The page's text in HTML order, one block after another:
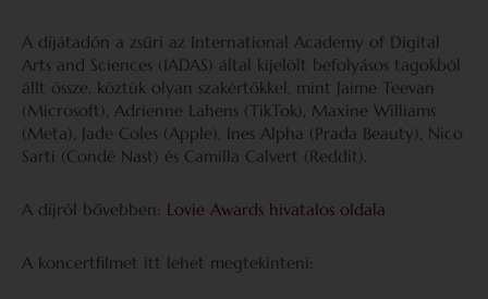
A díjátadón a zsűri az International Academy of Digital
Arts and Sciences (IADAS) által kijelölt befolyásos tagokból
állt össze, köztük olyan szakértőkkel, mint Jaime Teevan
(Microsoft), Adrienne Lahens (TikTok), Maxine Williams
(Meta), Jade Coles (Apple), Ines Alpha (Prada Beauty), Nico
Sarti (Condé Nast) és Camilla Calvert (Reddit).
A díjról bővebben: Lovie Awards hivatalos oldala
A koncertfilmet itt lehet megtekinteni: